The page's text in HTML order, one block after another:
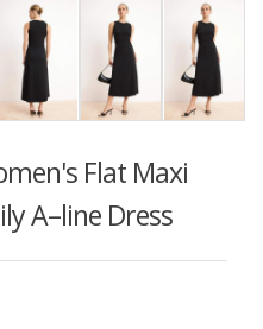
Flat Maxi
A–line Dress